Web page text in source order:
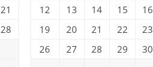
21
28
12
13 14 15 16
19
20 21 22 23
26
27 28 29 30